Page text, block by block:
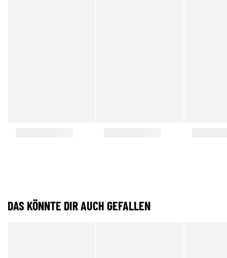
DAS KÖNNTE DIR AUCH GEFALLEN